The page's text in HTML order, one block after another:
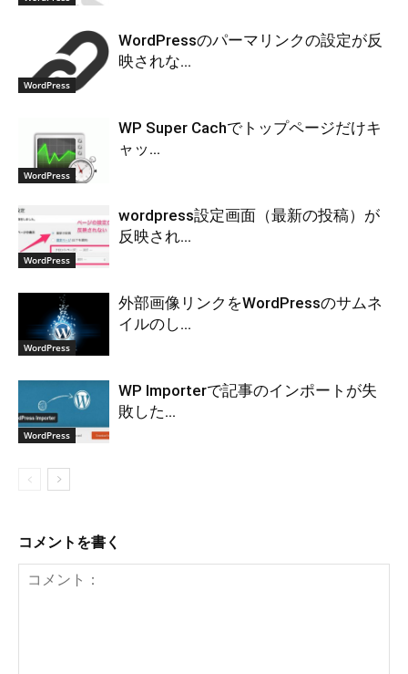
WordPress
WordPressのパーマリンクの設定が反
映されな...
WordPress
WP Super Cachでトップページだけキ
ャッ...
WordPress
wordpress設定画面（最新の投稿）が
反映され...
WordPress
外部画像リンクをWordPressのサムネ
イルのし...
WordPress
WP Importerで記事のインポートが失
敗した...
コメントを書く